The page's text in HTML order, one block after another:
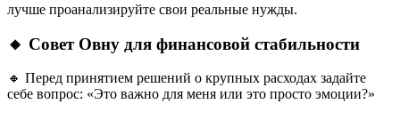
лучше проанализируйте свои реальные нужды.
🔸 Совет Овну для финансовой стабильности
🔸 Перед принятием решений о крупных расходах задайте
себе вопрос: «Это важно для меня или это просто эмоции?»